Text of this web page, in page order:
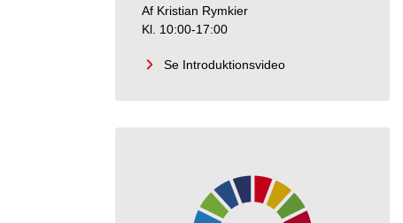
Af Kristian Rymkier
Kl. 10:00-17:00
Se Introduktionsvideo